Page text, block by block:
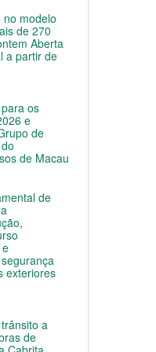
modelo
de 270
Aberta
a partir de
os
e
de
de Macau
de
exteriores
a
de